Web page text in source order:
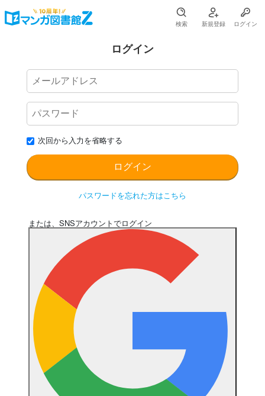
検索 新規登録 ログイン
ログイン
次回から入力を省略する
パスワードを忘れた方はこちら
または、SNSアカウントでログイン